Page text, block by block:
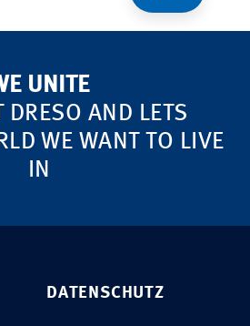
UNITE
DRESO AND LETS
WE WANT TO LIVE
IN
DATENSCHUTZ